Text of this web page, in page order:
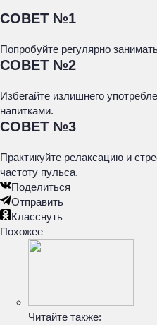
СОВЕТ №1
Попробуйте регулярно
СОВЕТ №2
Избегайте излишнего
напитками.
СОВЕТ №3
Практикуйте релаксацию и
частоту пульса.
Поделиться
Отправить
Класснуть
Похожее
Читайте также: